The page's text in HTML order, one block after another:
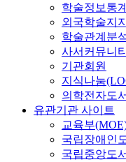
학술정보통
외국학술지
학술관계분
사서커뮤니티
기관회원
지식나눔
의학전자도
유관기관 사이트
교육부
국립장애인
국립중앙도